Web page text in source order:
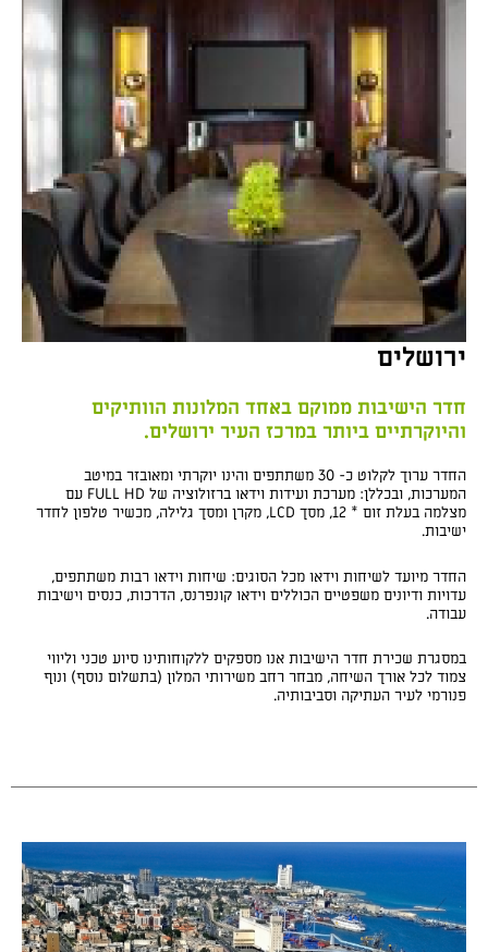
ירושלים
חדר הישיבות ממוקם באחד המלונות הוותיקים
והיוקרתיים ביותר במרכז העיר ירושלים.
החדר ערוך לקלוט כ- 30 משתתפים והינו יוקרתי ומאובזר במיטב
המערכות, ובכללן: מערכת ועידות וידאו ברזולוציה של FULL HD עם
מצלמה בעלת זום * 12, מסך LCD, מקרן ומסך גלילה, מכשיר טלפון לחדר
ישיבות.
החדר מיועד לשיחות וידאו מכל הסוגים: שיחות וידאו רבות משתתפים,
עדויות ודיונים משפטיים הכוללים וידאו קונפרנס, הדרכות, כנסים וישיבות
עבודה.
במסגרת שכירת חדר הישיבות אנו מספקים ללקוחותינו סיוע טכני וליווי
צמוד לכל אורך השיחה, מבחר רחב משירותי המלון (בתשלום נוסף) ונוף
פנורמי לעיר העתיקה וסביבותיה.